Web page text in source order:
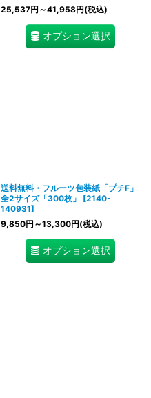
25,537円 ～41,958円(税込)
オプション選択
送料無料・フルーツ包装紙「プチF」
全2サイズ「300枚」
[2140-
140931]
9,850円 ～13,300円(税込)
オプション選択